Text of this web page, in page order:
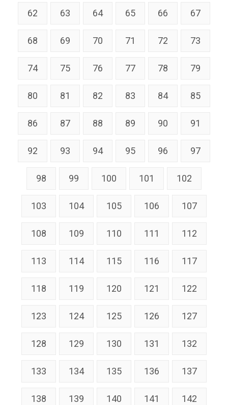
62 63 64 65 66 67
68 69 70 71 72 73
74 75 76 77 78 79
80 81 82 83 84 85
86 87 88 89 90 91
92 93 94 95 96 97
98 99 100 101 102
103 104 105 106 107
108 109 110 111 112
113 114 115 116 117
118 119 120 121 122
123 124 125 126 127
128 129 130 131 132
133 134 135 136 137
138 139 140 141 142